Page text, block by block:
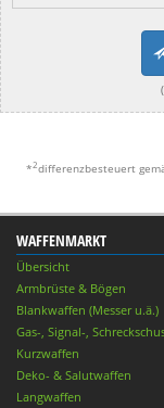
*2differenzbesteuert
WAFFENMARKT
Übersicht
Armbrüste & Bögen
Blankwaffen (Messer u.ä.)
Gas-, Signal-,
Kurzwaffen
Deko- & Salutwaffen
Langwaffen